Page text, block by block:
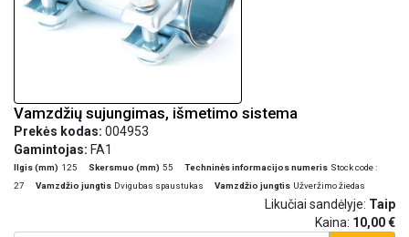
Vamzdžių sujungimas, išmetimo sistema
Prekės kodas: 004953
Gamintojas: FA1
Ilgis (mm) 125 Skersmuo (mm) 55 Techninės informacijos numeris Stock code :
27
Vamzdžio jungtis Dvigubas spaustukas Vamzdžio jungtis Užveržimo žiedas
Likučiai sandėlyje: Taip
Kaina: 10,00 €